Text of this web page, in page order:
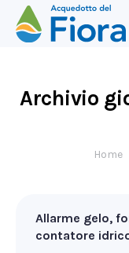
Archivio
Tu
Home
Allarme gelo,
contatore